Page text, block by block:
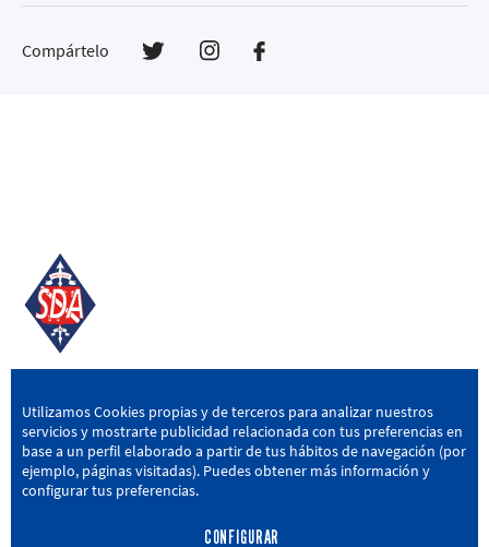
Compártelo
SD AMOREBIETA
San Miguel Kalea, 16, 48340 Amorebieta, Bizkaia
946 604 751 | sda@sdamorebieta.eus
Utilizamos Cookies propias y de terceros para analizar nuestros
servicios y mostrarte publicidad relacionada con tus preferencias en
base a un perfil elaborado a partir de tus hábitos de navegación (por
ejemplo, páginas visitadas). Puedes obtener más información y
configurar tus preferencias.
CONFIGURAR